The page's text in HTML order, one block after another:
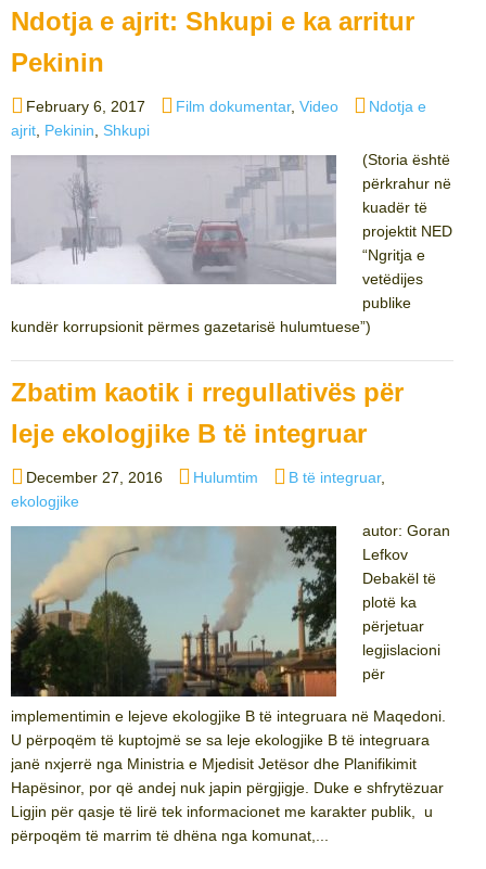
Ndotja e ajrit: Shkupi e ka arritur
Pekinin
Posted
on
February 6, 2017 Categories
Film dokumentar, Video Tags
Ndotja e
ajrit Pekinin
Shkupi
(Storia është
përkrahur në
kuadër të
projektit NED
“Ngritja e
vetëdijes
publike
kundër korrupsionit përmes gazetarisë hulumtuese”)
Zbatim kaotik i rregullativës për
leje ekologjike B të integruar
Posted
on
December 27, 2016 Categories
Hulumtim Tags
B të integruar,
ekologjike
autor: Goran
Lefkov
Debakël të
plotë ka
përjetuar
legjislacioni
për
implementimin e lejeve ekologjike B të integruara në Maqedoni.
U përpoqëm të kuptojmë se sa leje ekologjike B të integruara
janë nxjerrë nga Ministria e Mjedisit Jetësor dhe Planifikimit
Hapësinor, por që andej nuk japin përgjigje. Duke e shfrytëzuar
Ligjin për qasje të lirë tek informacionet me karakter publik, u
përpoqëm të marrim të dhëna nga komunat,...